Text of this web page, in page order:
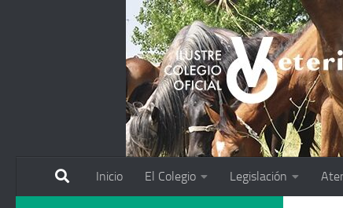
Inicio El Colegio Legislación